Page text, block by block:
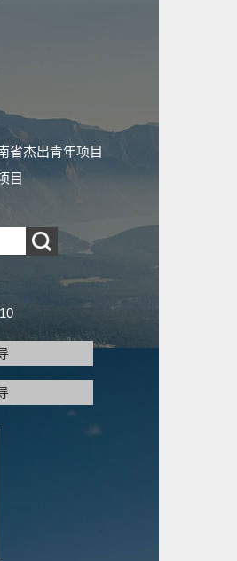
省杰出青年项目
目
10